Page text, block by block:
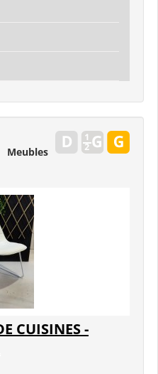
Meubles
CUISINES -